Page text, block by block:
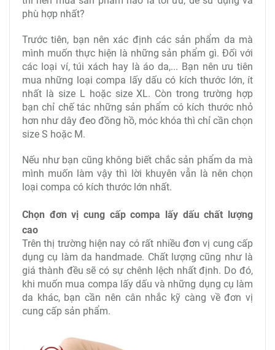
phù hợp nhất?
Trước tiên, bạn nên xác định các sản phẩm da mà
mình muốn thực hiện là những sản phẩm gì. Đối với
các loại ví, túi xách hay là áo da,... Bạn nên ưu tiên
mua những loại compa lấy dấu có kích thước lớn, ít
nhất là size L hoặc size XL. Còn trong trường hợp
bạn chỉ chế tác những sản phẩm có kích thước nhỏ
hơn như dây đeo đồng hồ, móc khóa thì chỉ cần chọn
size S hoặc M.
Nếu như bạn cũng không biết chắc sản phẩm da mà
mình muốn làm vậy thì lời khuyên vẫn là nên chọn
loại compa có kích thước lớn nhất.
Chọn đơn vị cung cấp compa lấy dấu chất lượng
cao
Trên thị trường hiện nay có rất nhiều đơn vị cung cấp
dụng cụ làm da handmade. Chất lượng cũng như là
giá thành đều sẽ có sự chênh lệch nhất định. Do đó,
khi muốn mua compa lấy dấu và những dụng cụ làm
da khác, bạn cần nên cân nhắc kỹ càng về đơn vị
cung cấp sản phẩm.